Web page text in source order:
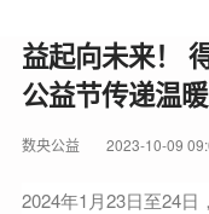
益起向未来！
公益节传递温暖
数央公益 2023-10-09
2024年1月23日至24